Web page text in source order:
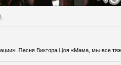
Песня Виктора Цоя «Мама, мы все